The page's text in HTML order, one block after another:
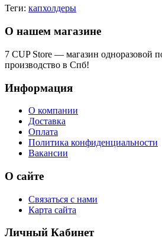
Теги: капхолдеры
О нашем магазине
7 CUP Store — магазин одноразовой
производство в Спб!
Информация
О компании
Доставка
Оплата
Политика конфиденциальности
Вакансии
О сайте
Связаться с нами
Карта сайта
Личный Кабинет